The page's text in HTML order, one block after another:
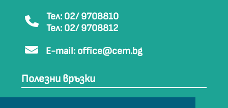
Тел: 02/ 9708810
Тел: 02/ 9708812
E-mail: office@cem.bg
Полезни връзки